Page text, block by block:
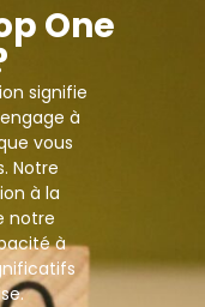
One
signifie
à
vous
Notre
à la
notre
à